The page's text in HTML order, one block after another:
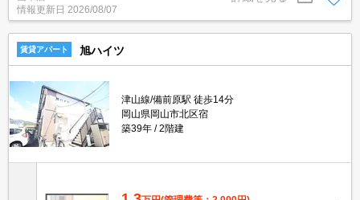
情報更新日 2026/08/07
賃貸アパート 旭ハイツ
津山線/備前原駅 徒歩14分
岡山県岡山市北区宿
築39年
2階建